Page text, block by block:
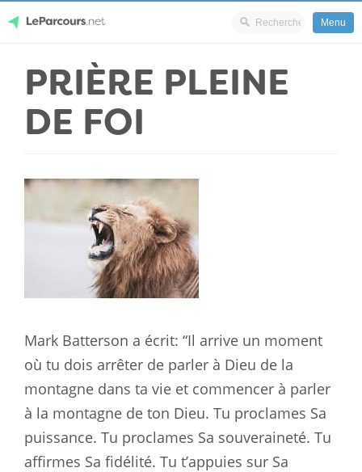
content
LeParcours.net
Menu
PRIÈRE PLEINE
DE FOI
Mark Batterson a écrit: “Il arrive un moment
où tu dois arrêter de parler à Dieu de la
montagne dans ta vie et commencer à parler
à la montagne de ton Dieu. Tu proclames Sa
puissance. Tu proclames Sa souveraineté. Tu
affirmes Sa fidélité. Tu t’appuies sur Sa